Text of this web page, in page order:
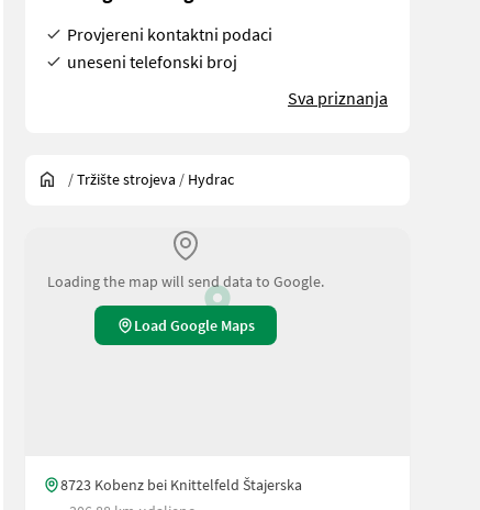
Kontaktaufnahme, falls Sie eine unserer
Provjereni kontaktni podaci
uneseni telefonski broj
Sva priznanja
/Tržište strojeva / Hydrac
Loading the map will send data to Google.
Load Google Maps
8723 Kobenz bei Knittelfeld Štajerska